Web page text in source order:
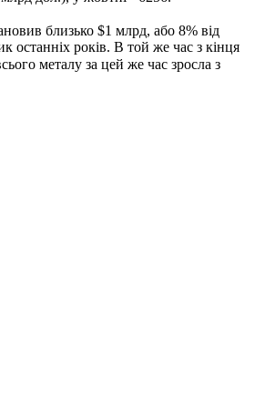
близько $1 млрд, або 8% від
останніх років. В той же час з кінця
металу за цей же час зросла з